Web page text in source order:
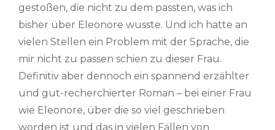
gestoßen, die nicht zu dem passten, was ich
bisher über Eleonore wusste. Und ich hatte an
vielen Stellen ein Problem mit der Sprache, die
mir nicht zu passen schien zu dieser Frau.
Definitiv aber dennoch ein spannend erzählter
und gut-recherchierter Roman – bei einer Frau
wie Eleonore, über die so viel geschrieben
worden ist und das in vielen Fällen von